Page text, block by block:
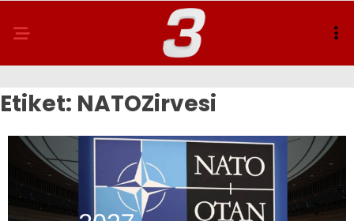
Etiket: NATOZirvesi